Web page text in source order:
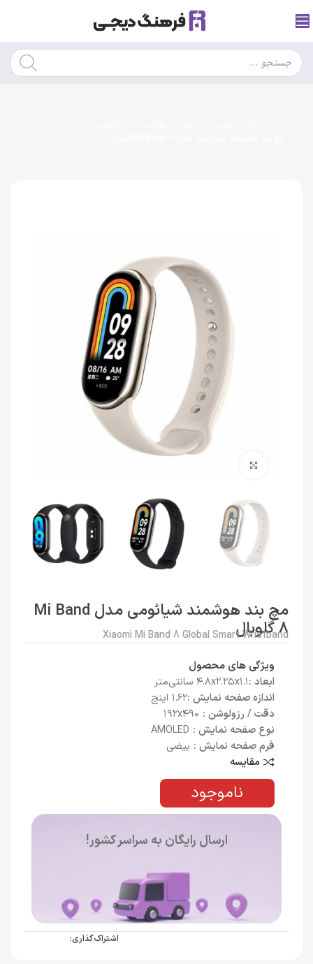
مچ بند هوشمند شیائومی مدل Mi Band
8 گلوبال
Xiaomi Mi Band 8 Global Smart Wristband
ویژگی های محصول
ابعاد :۴.۸x۲.۲۵x۱.۱ سانتی‌متر
اندازه صفحه نمایش :۱.۶۲ اینچ
دقت / رزولوشن :
نوع صفحه نمایش :
فرم صفحه نمایش : بیضی
مقایسه
ناموجود
ارسال رایگان به سراسر کشور!
اشتراک گذاری: